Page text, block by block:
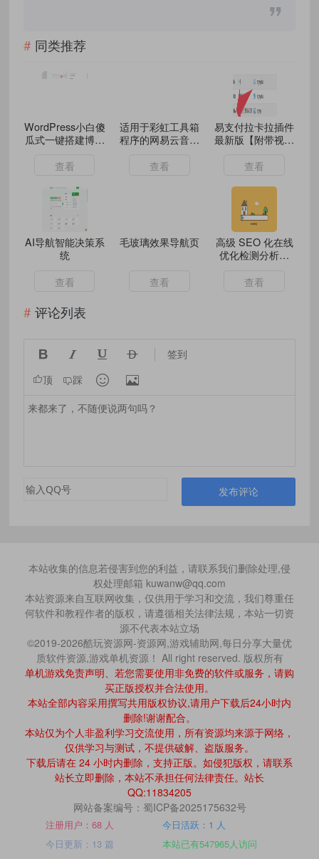
同类推荐
WordPress小白傻
瓜式一键搭建博客
查看
适用于彩虹工具箱
程序的网易云音乐
查看
易支付拉卡拉插件
最新版【附带视频
便捷支付新体验
查看
AI导航智能决策系
统
查看
毛玻璃效果导航页
查看
高级 SEO 化在线
优化检测分析源
查看
评论列表
    签到
顶 踩  
发布评论
本站收集的信息若侵害到您的利益，请联系我们删除处理,侵
权处理邮箱 kuwanw@qq.com
本站资源来自互联网收集，仅供用于学习和交流，我们尊重任
何软件和教程作者的版权，请遵循相关法律法规，本站一切资
源不代表本站立场
©2019-2026酷玩资源网-资源网,游戏辅助网,每日分享大量优
质软件资源,游戏单机资源！ All right reserved. 版权所有
单机游戏免责声明、若您需要使用非免费的软件或服务，请购
买正版授权并合法使用。
本站全部内容采用撰写共用版权协议,请用户下载后24小时内
删除!谢谢配合。
本站仅为个人非盈利学习交流使用，所有资源均来源于网络，
仅供学习与测试，不提供破解、盗版服务。
下载后请在 24 小时内删除，支持正版。如侵犯版权，请联系
站长立即删除，本站不承担任何法律责任。站长
QQ:11834205
网站备案编号：蜀ICP备2025175632号
注册用户：68 人
今日活跃：1 人
今日更新：13 篇
本站已有547965人访问